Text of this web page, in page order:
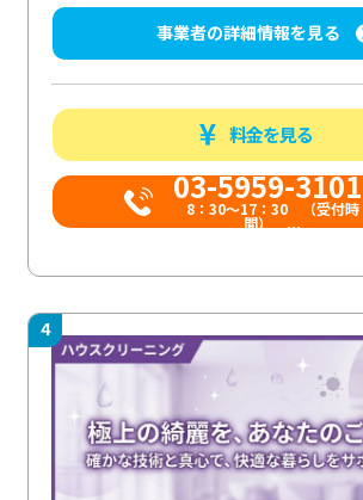
事業者の詳細情報を見る
料金を見る
03-5959-3101
8：30～17：30 （受付時
間） ...
4